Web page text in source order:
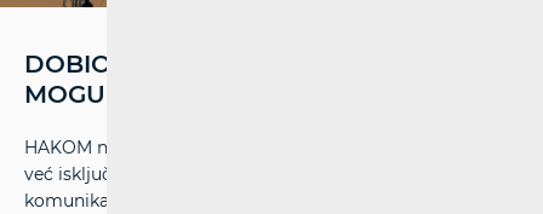
DOBIO SAM RJEŠENJE O OVRSI. ŠTO
MOGU UČINITI?
HAKOM nije nadležan za osnovanost ovršnog postupka,
već isključivo za način pružanja elektroničkih
komunikacijskih usluga.